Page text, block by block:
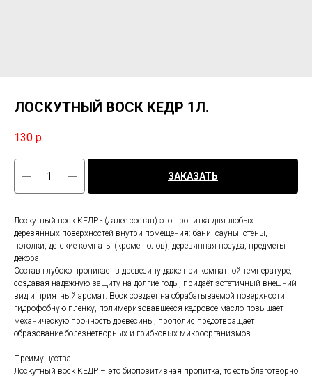
ЛОСКУТНЫЙ ВОСК КЕДР 1Л.
130 р.
ЗАКАЗАТЬ
Лоскутный воск КЕДР - (далее состав) это пропитка для любых
деревянных поверхностей внутри помещения: бани, сауны, стены,
потолки, детские комнаты (кроме полов), деревянная посуда, предметы
декора.
Состав глубоко проникает в древесину даже при комнатной температуре,
создавая надежную защиту на долгие годы, придаёт эстетичный внешний
вид и приятный аромат. Воск создает на обрабатываемой поверхности
гидрофобную пленку, полимеризовавшееся кедровое масло повышает
механическую прочность древесины, прополис предотвращает
образование болезнетворных и грибковых микроорганизмов.
Преимущества
Лоскутный воск КЕДР – это биопозитивная пропитка, то есть благотворно